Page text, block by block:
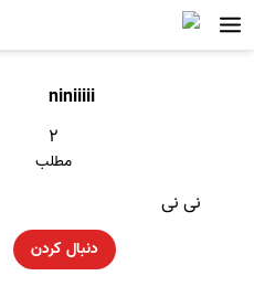
niniiiii
۲
مطلب
نی نی
دنبال کردن